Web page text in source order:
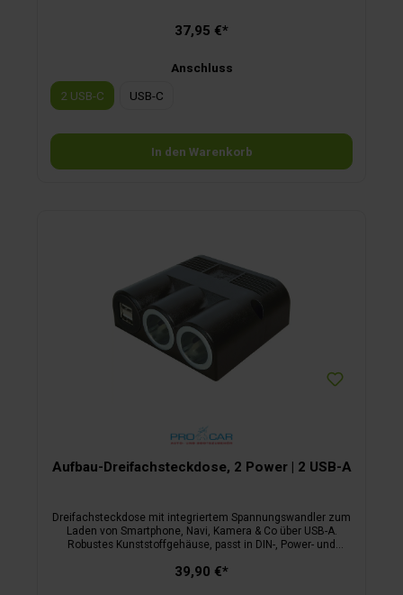
37,95 €*
Anschluss
2 USB-C
USB-C
In den Warenkorb
Aufbau-Dreifachsteckdose, 2 Power | 2 USB-A
Dreifachsteckdose mit integriertem Spannungswandler zum
Laden von Smartphone, Navi, Kamera & Co über USB-A.
Robustes Kunststoffgehäuse, passt in DIN-, Power- und
39,90 €*